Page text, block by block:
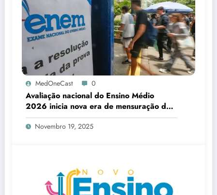
MedOneCast 0
Avaliação nacional do Ensino Médio
2026 inicia nova era de mensuração da
aprendizagem e correção das
desigualdades educacionais
Novembro 19, 2025